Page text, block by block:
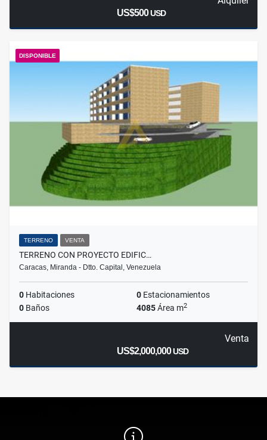
US$500USD
DISPONIBLE
TERRENO VENTA
TERRENO CON PROYECTO EDIFIC…
Caracas, Miranda - Dtto. Capital, Venezuela
0 Habitaciones 0 Estacionamientos
0 Baños 4085Área m2
Venta
US$2,000,000USD